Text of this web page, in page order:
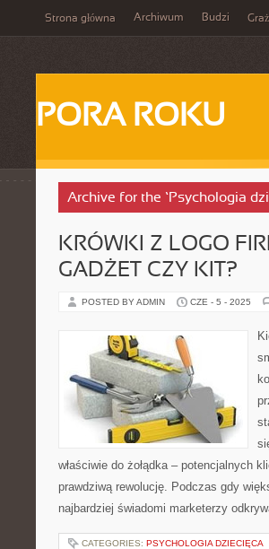
Strona główna Archiwum Budzi
PORA ROKU
Archive for the ‘Psychologia
KRÓWKI Z LOGO
GADŻET CZY KIT?
POSTED BY ADMIN CZE - 5 - 2025
właściwie do żołądka – potencjalnych
prawdziwą rewolucję. Podczas gdy
najbardziej świadomi marketerzy
CATEGORIES: PSYCHOLOGIA DZIECIĘCA